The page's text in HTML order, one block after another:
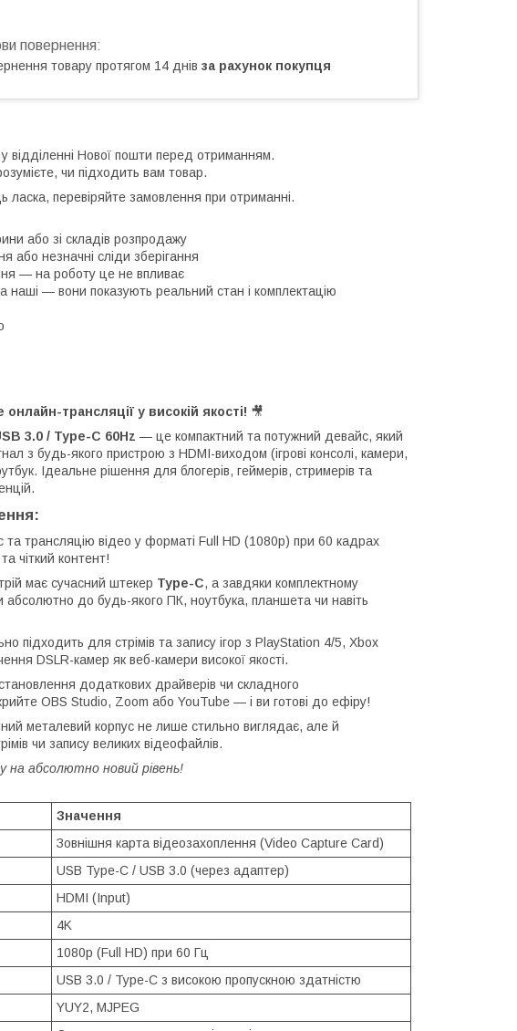
товару протягом 14 днів за рахунок покупця
відділенні Нової пошти перед отриманням.
чи підходить вам товар.
перевіряйте замовлення при отриманні.
або зі складів розпродажу
або незначні сліди зберігання
— на роботу це не впливає
наші — вони показують реальний стан і комплектацію
трансляції у високій якості! 🎥
3.0 / Type-C 60Hz — це компактний та потужний девайс, який
з будь-якого пристрою з HDMI-виходом (ігрові консолі, камери,
Ідеальне рішення для блогерів, геймерів, стримерів та
та трансляцію відео у форматі Full HD (1080p) при 60 кадрах
чіткий контент!
має сучасний штекер Type-C, а завдяки комплектному
абсолютно до будь-якого ПК, ноутбука, планшета чи навіть
підходить для стрімів та запису ігор з PlayStation 4/5, Xbox
DSLR-камер як веб-камери високої якості.
додаткових драйверів чи складного
OBS Studio, Zoom або YouTube — і ви готові до ефіру!
металевий корпус не лише стильно виглядає, але й
чи запису великих відеофайлів.
на абсолютно новий рівень!
Значення
Зовнішня карта відеозахоплення (Video Capture Card)
USB Type-C / USB 3.0 (через адаптер)
HDMI (Input)
4K
1080p (Full HD) при 60 Гц
USB 3.0 / Type-C з високою пропускною здатністю
YUY2, MJPEG